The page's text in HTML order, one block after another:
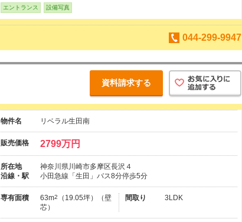
エントランス 設備写真
044-299-9947
資料請求する
物件名 リベラル生田南
販売価格 2799万円
所在地
神奈川県川崎市多摩区長沢４
沿線・駅
小田急線「生田」バス8分停歩5分
専有面積 63m2
（19.05坪）（壁
芯）
間取り 3LDK